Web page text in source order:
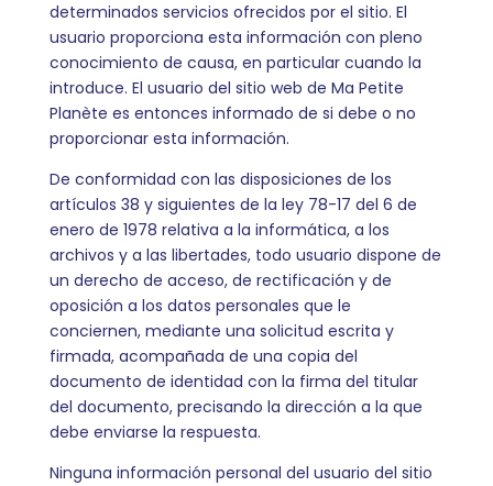
determinados servicios ofrecidos por el sitio. El
usuario proporciona esta información con pleno
conocimiento de causa, en particular cuando la
introduce. El usuario del sitio web de Ma Petite
Planète es entonces informado de si debe o no
proporcionar esta información.
De conformidad con las disposiciones de los
artículos 38 y siguientes de la ley 78-17 del 6 de
enero de 1978 relativa a la informática, a los
archivos y a las libertades, todo usuario dispone de
un derecho de acceso, de rectificación y de
oposición a los datos personales que le
conciernen, mediante una solicitud escrita y
firmada, acompañada de una copia del
documento de identidad con la firma del titular
del documento, precisando la dirección a la que
debe enviarse la respuesta.
Ninguna información personal del usuario del sitio